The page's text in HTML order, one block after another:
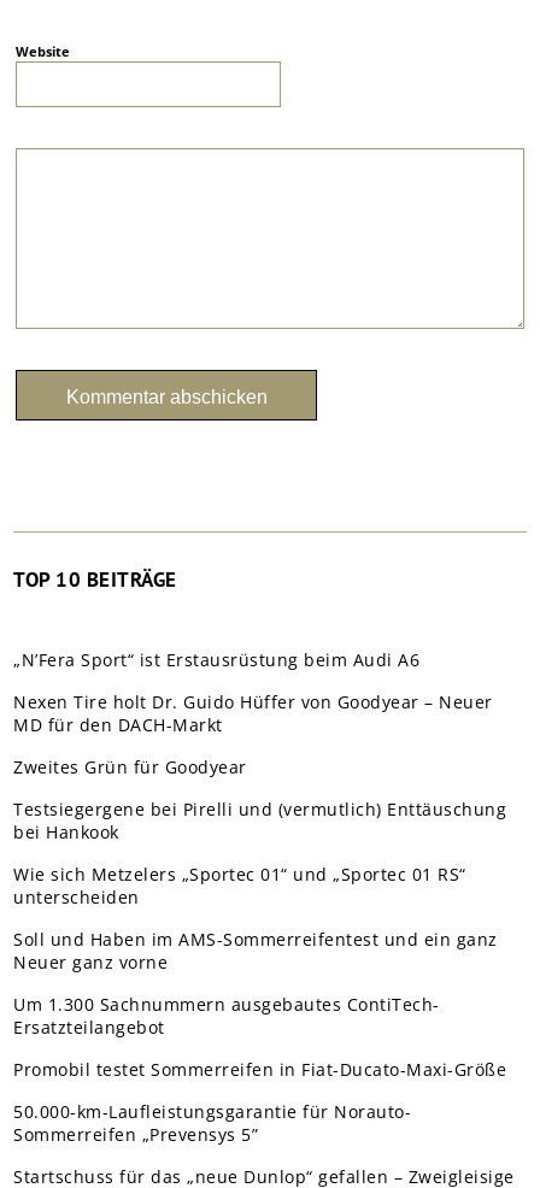
Website
TOP 10 BEITRÄGE
„N’Fera Sport“ ist Erstausrüstung beim Audi A6
Nexen Tire holt Dr. Guido Hüffer von Goodyear – Neuer
MD für den DACH-Markt
Zweites Grün für Goodyear
Testsiegergene bei Pirelli und (vermutlich) Enttäuschung
bei Hankook
Wie sich Metzelers „Sportec 01“ und „Sportec 01 RS“
unterscheiden
Soll und Haben im AMS-Sommerreifentest und ein ganz
Neuer ganz vorne
Um 1.300 Sachnummern ausgebautes ContiTech-
Ersatzteilangebot
Promobil testet Sommerreifen in Fiat-Ducato-Maxi-Größe
50.000-km-Laufleistungsgarantie für Norauto-
Sommerreifen „Prevensys 5”
Startschuss für das „neue Dunlop“ gefallen – Zweigleisige